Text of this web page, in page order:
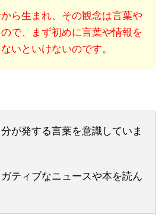
ら生まれ、その観念は言葉や
で、まず初めに言葉や情報を
いといけないのです。
が発する言葉を意識していま
ティブなニュースや本を読ん